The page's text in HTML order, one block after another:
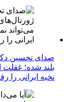
صدای تحسین
بلند شده؛ غفلت
نخبه ایرانی را